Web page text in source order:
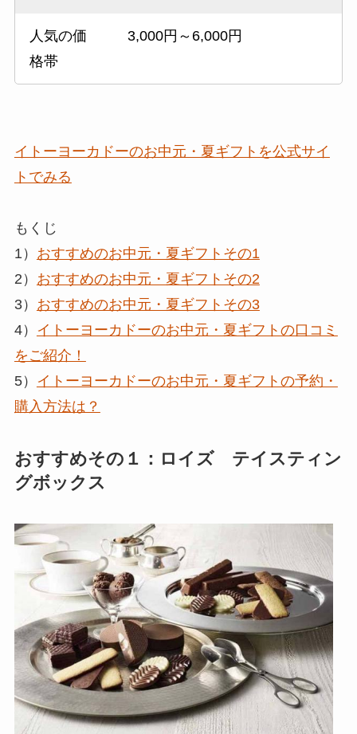
人気の価
格帯
3,000円～6,000円
イトーヨーカドーのお中元・夏ギフトを公式サイ
トでみる
もくじ
1） おすすめのお中元・夏ギフトその1
2） おすすめのお中元・夏ギフトその2
3） おすすめのお中元・夏ギフトその3
4）
イトーヨーカドーのお中元・夏ギフトの口コミ
をご紹介！
5）
イトーヨーカドーのお中元・夏ギフトの予約・
購入方法は？
おすすめその１：ロイズ テイスティン
グボックス